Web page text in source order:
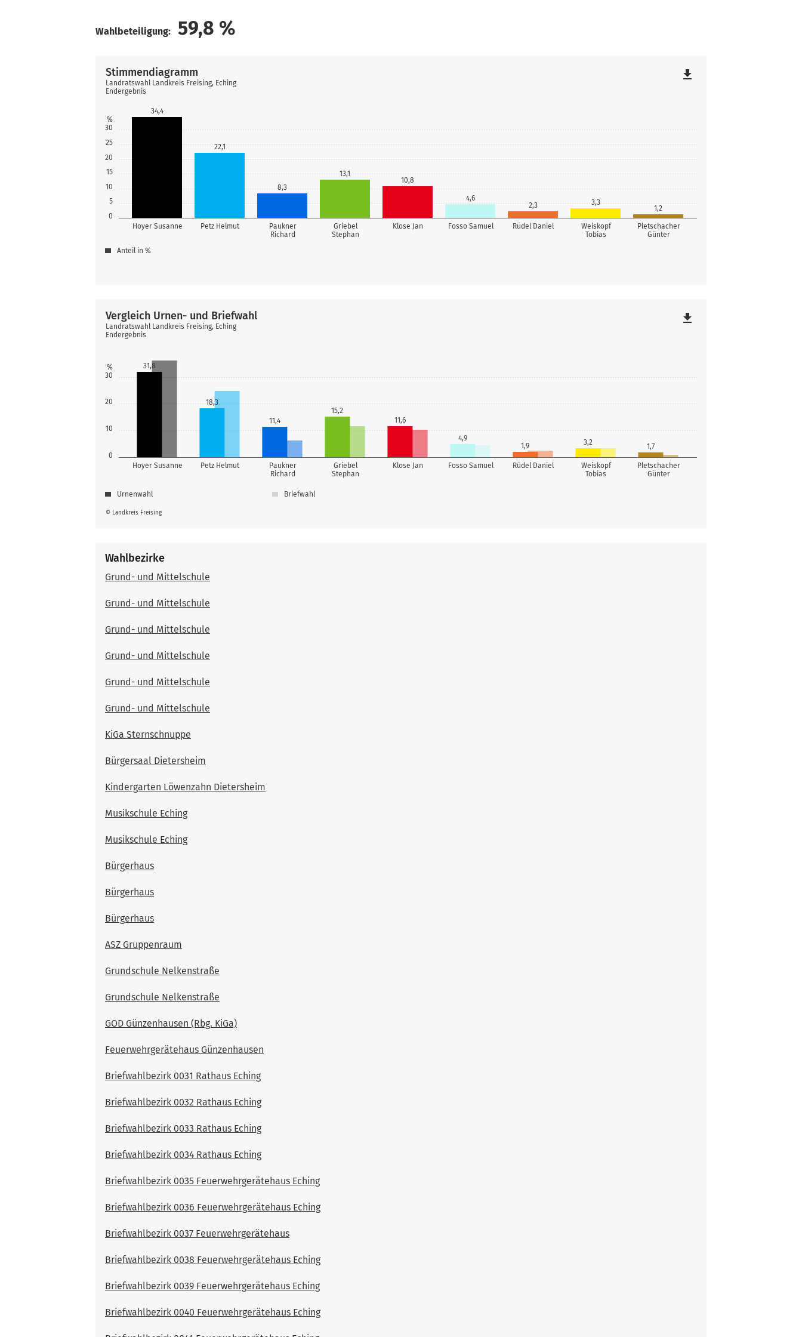
Wahlbeteiligung: 59,8 %
0
5
10
15
20
25
30
%
Hoyer Susanne Petz Helmut
Paukner
Richard
Griebel
Stephan
Klose Jan Fosso Samuel Rüdel Daniel
Weiskopf
Tobias
Pletschacher
Günter
34,4
22,1
8,3
13,1
10,8
4,6
2,3
3,3
1,2
Stimmendiagramm
Landratswahl Landkreis Freising, Eching
Endergebnis
Anteil in %
file_download
0
10
20
30
%
Hoyer Susanne Petz Helmut
Paukner
Richard
Griebel
Stephan
Klose Jan Fosso Samuel Rüdel Daniel
Weiskopf
Tobias
Pletschacher
Günter
31,8
18,3
11,4
15,2
11,6
4,9
1,9
3,2 1,7
© Landkreis Freising
Vergleich Urnen- und Briefwahl
Landratswahl Landkreis Freising, Eching
Endergebnis
Urnenwahl Briefwahl
file_download
Wahlbezirke
Grund- und Mittelschule
Grund- und Mittelschule
Grund- und Mittelschule
Grund- und Mittelschule
Grund- und Mittelschule
Grund- und Mittelschule
KiGa Sternschnuppe
Bürgersaal Dietersheim
Kindergarten Löwenzahn Dietersheim
Musikschule Eching
Musikschule Eching
Bürgerhaus
Bürgerhaus
Bürgerhaus
ASZ Gruppenraum
Grundschule Nelkenstraße
Grundschule Nelkenstraße
GOD Günzenhausen (Rbg. KiGa)
Feuerwehrgerätehaus Günzenhausen
Briefwahlbezirk 0031 Rathaus Eching
Briefwahlbezirk 0032 Rathaus Eching
Briefwahlbezirk 0033 Rathaus Eching
Briefwahlbezirk 0034 Rathaus Eching
Briefwahlbezirk 0035 Feuerwehrgerätehaus Eching
Briefwahlbezirk 0036 Feuerwehrgerätehaus Eching
Briefwahlbezirk 0037 Feuerwehrgerätehaus
Briefwahlbezirk 0038 Feuerwehrgerätehaus Eching
Briefwahlbezirk 0039 Feuerwehrgerätehaus Eching
Briefwahlbezirk 0040 Feuerwehrgerätehaus Eching